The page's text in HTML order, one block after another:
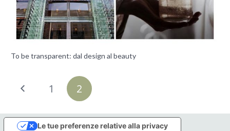
To be transparent: dal design al beauty
1 2
Le tue preferenze relative alla privacy